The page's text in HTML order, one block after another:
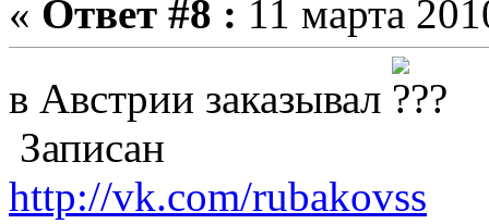
« Ответ #8 : 11 марта
в Австрии заказывал
Записан
http://vk.com/rubakovss